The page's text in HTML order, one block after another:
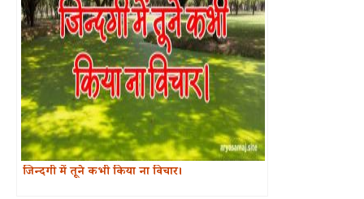
जिन्दगी में तूने कभी किया ना विचार।